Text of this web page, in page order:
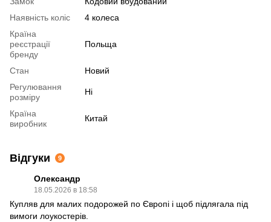
Наявність коліс
4 колеса
Країна
реєстрації
бренду
Польща
Стан
Новий
Регулювання
розміру
Ні
Країна
виробник
Китай
Відгуки 9
Олександр
18.05.2026 в 18:58
Купляв для малих подорожей по Європі і щоб підлягала під
вимоги лоукостерів.